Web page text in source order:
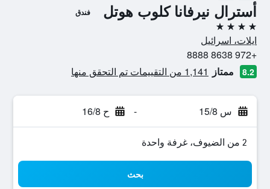
أسترال نيرفانا كلوب هوتل فندق
4 نجوم
ايلات، اسرائيل
+972 8638 8888
8.2 ممتاز 1,141 من التقييمات تم التحقق منها
س 15/8 - ح 16/8
2 من الضيوف، غرفة واحدة
بحث